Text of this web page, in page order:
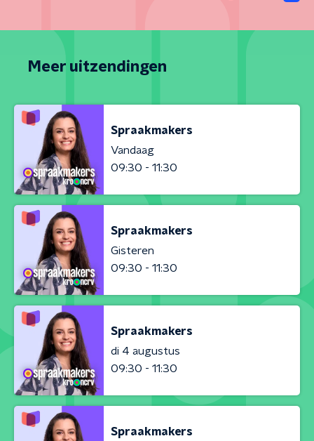
Meer uitzendingen
Spraakmakers
Vandaag
09:30 - 11:30
Spraakmakers
Gisteren
09:30 - 11:30
Spraakmakers
di 4 augustus
09:30 - 11:30
Spraakmakers